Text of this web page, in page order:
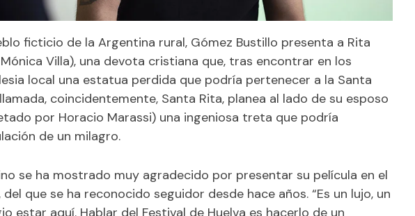
ficticio de la Argentina rural, Gómez Bustillo presenta a Rita
Villa), una devota cristiana que, tras encontrar en los
local una estatua perdida que podría pertenecer a la Santa
coincidentemente, Santa Rita, planea al lado de su esposo
por Horacio Marassi) una ingeniosa treta que podría
de un milagro.
se ha mostrado muy agradecido por presentar su película en el
del que se ha reconocido seguidor desde hace años. “Es un lujo, un
estar aquí. Hablar del Festival de Huelva es hacerlo de un